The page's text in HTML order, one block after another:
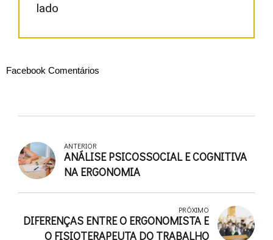
lado
Facebook Comentários
ANTERIOR
ANÁLISE PSICOSSOCIAL E COGNITIVA
NA ERGONOMIA
PRÓXIMO
DIFERENÇAS ENTRE O ERGONOMISTA E
O FISIOTERAPEUTA DO TRABALHO